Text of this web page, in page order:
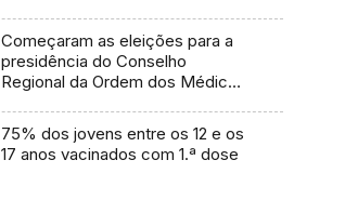
Começaram as eleições para a
presidência do Conselho
Regional da Ordem dos Médicos
75% dos jovens entre os 12 e os
17 anos vacinados com 1.ª dose